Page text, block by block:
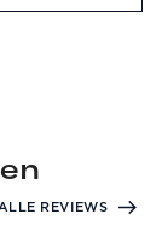
REVIEWS